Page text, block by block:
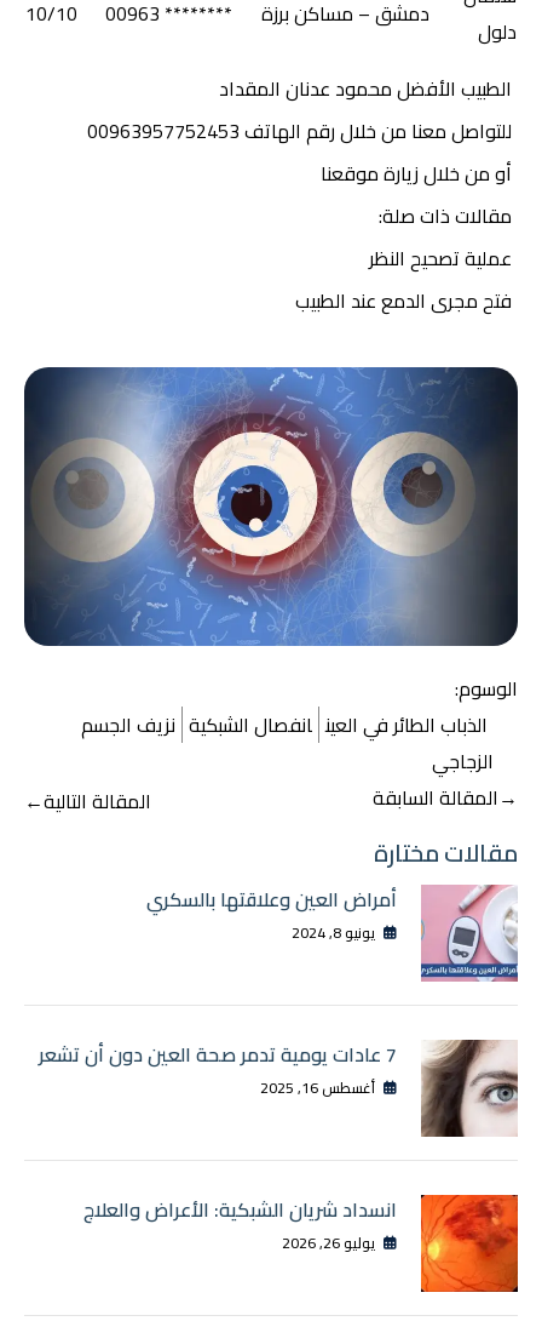
دلول
دمشق – مساكن برزة ******** 00963
10/10
الطبيب الأفضل محمود عدنان المقداد
للتواصل معنا من خلال رقم الهاتف 00963957752453
أو من خلال زيارة موقعنا
مقالات ذات صلة:
عملية تصحيح النظر
فتح مجرى الدمع عند الطبيب
الوسوم:
الذباب الطائر في العين انفصال الشبكية نزيف الجسم
الزجاجي
تصفّح
المقالات
→المقالة السابقة المقالة التالية←
مقالات مختارة
أمراض العين وعلاقتها بالسكري
يونيو 8, 2024
7 عادات يومية تدمر صحة العين دون أن تشعر
أغسطس 16, 2025
انسداد شريان الشبكية: الأعراض والعلاج
يوليو 26, 2026